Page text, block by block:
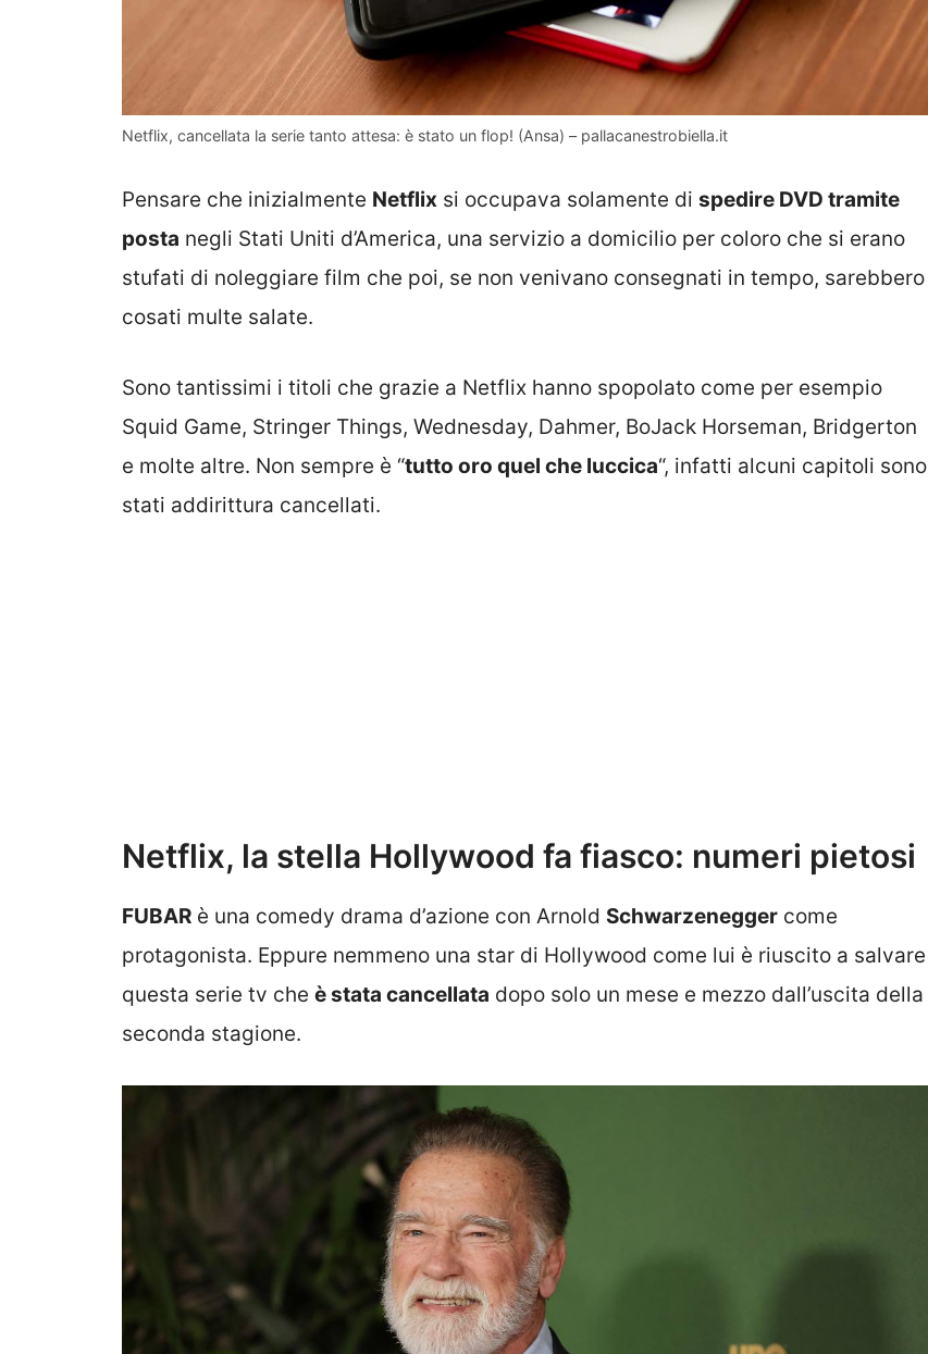
Netflix, cancellata la serie tanto attesa: è stato un flop! (Ansa) – pallacanestrobiella.it
Pensare che inizialmente Netflix si occupava solamente di spedire DVD tramite
posta negli Stati Uniti d’America, una servizio a domicilio per coloro che si erano
stufati di noleggiare film che poi, se non venivano consegnati in tempo, sarebbero
cosati multe salate.
Sono tantissimi i titoli che grazie a Netflix hanno spopolato come per esempio
Squid Game, Stringer Things, Wednesday, Dahmer, BoJack Horseman, Bridgerton
e molte altre. Non sempre è “tutto oro quel che luccica“, infatti alcuni capitoli sono
stati addirittura cancellati.
Netflix, la stella Hollywood fa fiasco: numeri pietosi
FUBAR è una comedy drama d’azione con Arnold Schwarzenegger come
protagonista. Eppure nemmeno una star di Hollywood come lui è riuscito a salvare
questa serie tv che è stata cancellata dopo solo un mese e mezzo dall’uscita della
seconda stagione.